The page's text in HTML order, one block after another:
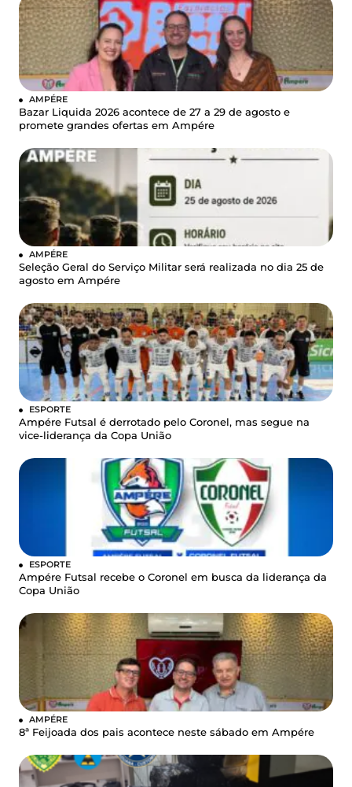
AMPÉRE
Bazar Liquida 2026 acontece de 27 a 29 de agosto e
promete grandes ofertas em Ampére
AMPÉRE
Seleção Geral do Serviço Militar será realizada no dia 25 de
agosto em Ampére
ESPORTE
Ampére Futsal é derrotado pelo Coronel, mas segue na
vice-liderança da Copa União
ESPORTE
Ampére Futsal recebe o Coronel em busca da liderança da
Copa União
AMPÉRE
8ª Feijoada dos pais acontece neste sábado em Ampére